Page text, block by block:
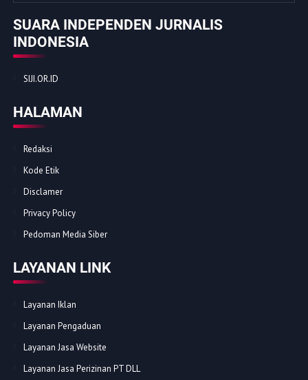
SUARA INDEPENDEN JURNALIS
INDONESIA
SIJI.OR.ID
HALAMAN
Redaksi
Kode Etik
Disclamer
Privacy Policy
Pedoman Media Siber
LAYANAN LINK
Layanan Iklan
Layanan Pengaduan
Layanan Jasa Website
Layanan Jasa Perizinan PT DLL